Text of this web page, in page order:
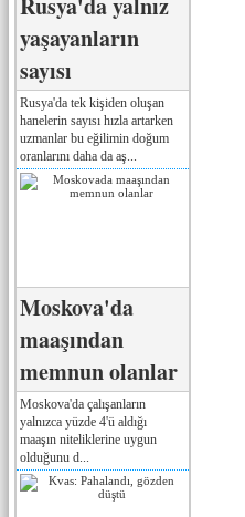
yaşayanların
sayısı
Rusya'da tek kişiden oluşan
hanelerin sayısı hızla artarken
uzmanlar bu eğilimin doğum
oranlarını daha da aş...
Moskova'da
maaşından
memnun olanlar
Moskova'da çalışanların
yalnızca yüzde 4'ü aldığı
maaşın niteliklerine uygun
olduğunu d...